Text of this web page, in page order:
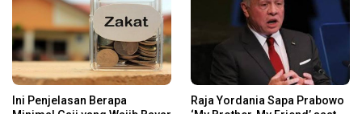
Ini Penjelasan Berapa
Raja Yordania Sapa Prabowo